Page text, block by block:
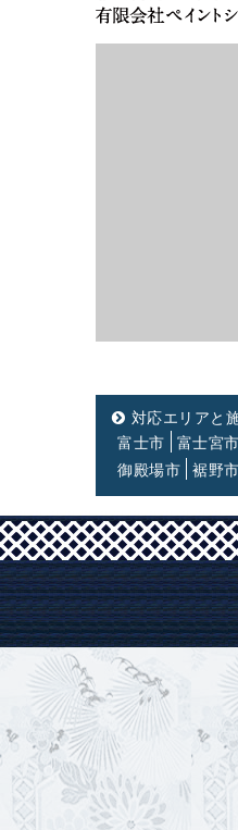
対応エリアと
富士市
富士宮市
御殿場市
裾野市